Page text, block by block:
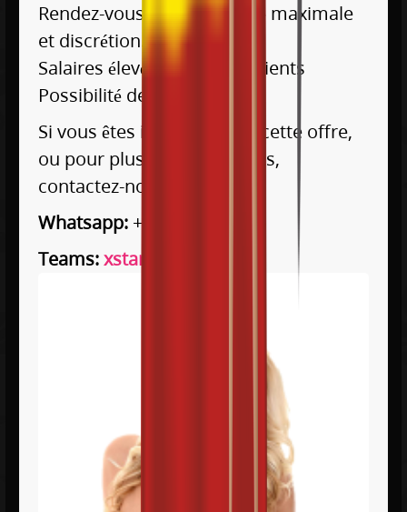
Rendez-vous d’une sécurité maximale
et discrétion.
Salaires élevés + cadeaux clients
Possibilité de voyager
Si vous êtes intéressée par cette offre,
ou pour plus d’informations,
contactez-nous
Whatsapp: +34 611 568 935
Teams:xstars-spain